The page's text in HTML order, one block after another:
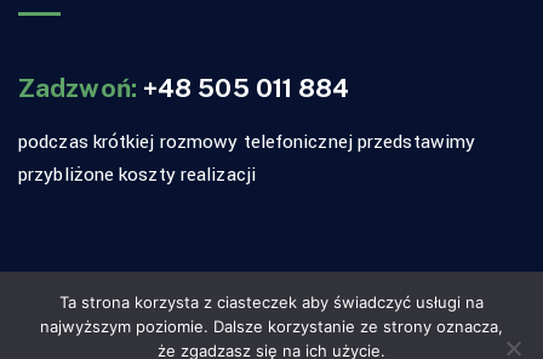
Zadzwoń: +48 505 011 884
podczas krótkiej rozmowy telefonicznej przedstawimy
przybliżone koszty realizacji
Copyright © 2026 Fabryka Ciepła - Ocieplanie -
Wdmuchiwanie celulozy. Wszelkie prawa zastrzeżone.
Ta strona korzysta z ciasteczek aby świadczyć usługi na
najwyższym poziomie. Dalsze korzystanie ze strony oznacza,
że zgadzasz się na ich użycie.